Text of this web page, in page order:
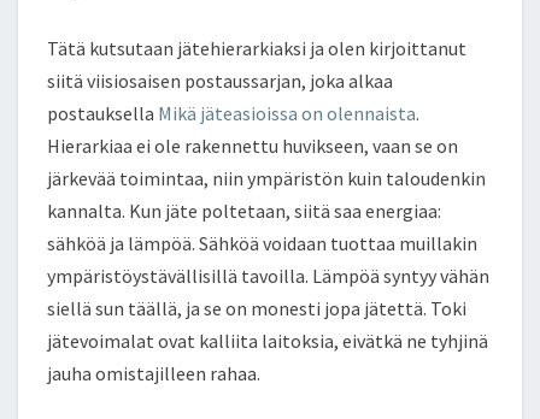
Tätä kutsutaan jätehierarkiaksi ja olen kirjoittanut
siitä viisiosaisen postaussarjan, joka alkaa
postauksella Mikä jäteasioissa on olennaista.
Hierarkiaa ei ole rakennettu huvikseen, vaan se on
järkevää toimintaa, niin ympäristön kuin taloudenkin
kannalta. Kun jäte poltetaan, siitä saa energiaa:
sähköä ja lämpöä. Sähköä voidaan tuottaa muillakin
ympäristöystävällisillä tavoilla. Lämpöä syntyy vähän
siellä sun täällä, ja se on monesti jopa jätettä. Toki
jätevoimalat ovat kalliita laitoksia, eivätkä ne tyhjinä
jauha omistajilleen rahaa.